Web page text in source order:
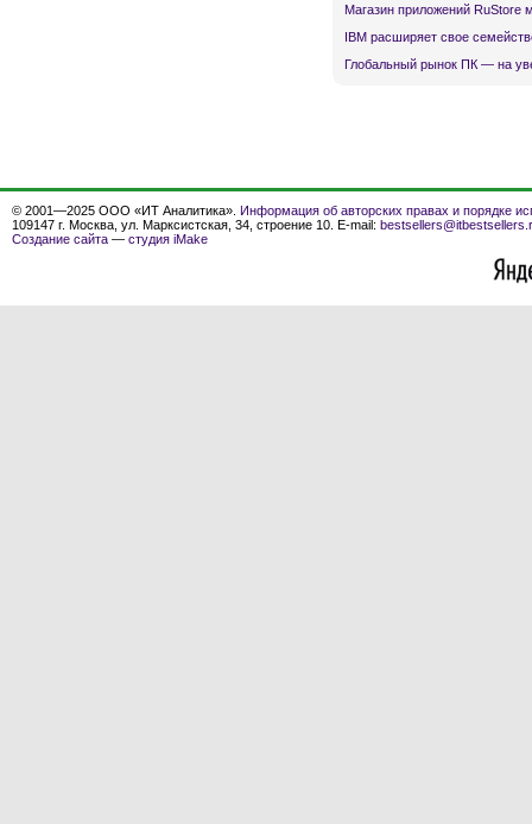
Магазин приложений RuStore
IBM расширяет свое
Глобальный рынок ПК — на
© 2001—2025 ООО «ИТ Аналитика». Информация об авторских правах и порядке
109147 г. Москва, ул. Марксистская, 34, строение 10. E-mail:
Создание сайта — студия iMake